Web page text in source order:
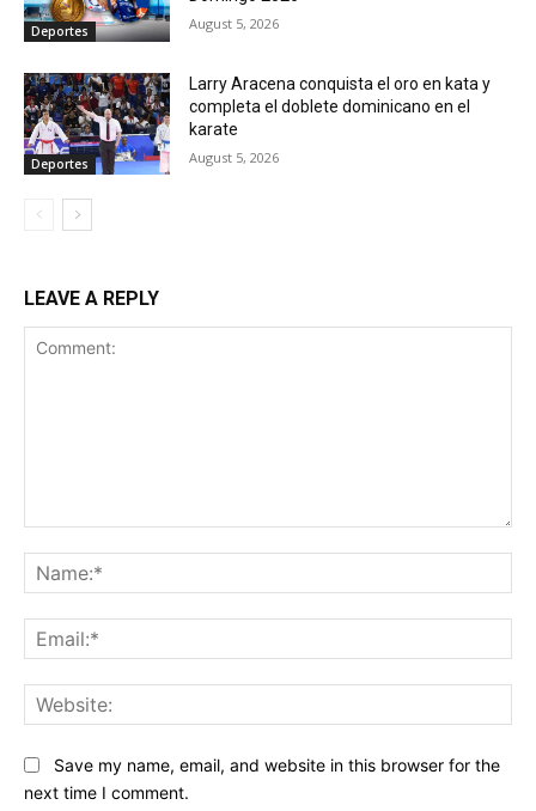
Deportes August 5, 2026
Deportes
Larry Aracena conquista el oro en kata y
completa el doblete dominicano en el
karate
August 5, 2026
LEAVE A REPLY
Save my name, email, and website in this browser for the
next time I comment.